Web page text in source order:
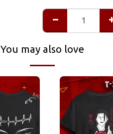
You may also love